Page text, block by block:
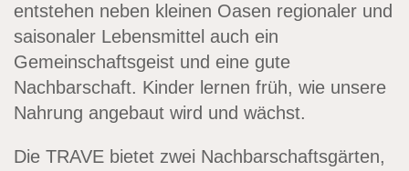
entstehen neben kleinen Oasen regionaler und
saisonaler Lebensmittel auch ein
Gemeinschaftsgeist und eine gute
Nachbarschaft. Kinder lernen früh, wie unsere
Nahrung angebaut wird und wächst.
Die TRAVE bietet zwei Nachbarschaftsgärten,